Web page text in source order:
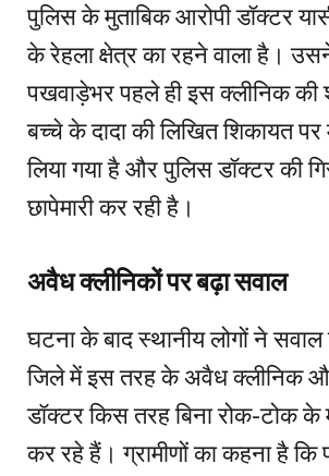
पुलिस के मुताबिक आरोपी डॉक्टर
के रेहला क्षेत्र का रहने वाला है।
पखवाड़ेभर पहले ही इस क्लीनिक
बच्चे के दादा की लिखित शिकायत पर
लिया गया है और पुलिस डॉक्टर की
छापेमारी कर रही है।
अवैध क्लीनिकों पर बढ़ा सवाल
घटना के बाद स्थानीय लोगों ने सवाल
जिले में इस तरह के अवैध क्लीनिक
डॉक्टर किस तरह बिना रोक-टोक के
कर रहे हैं। ग्रामीणों का कहना है